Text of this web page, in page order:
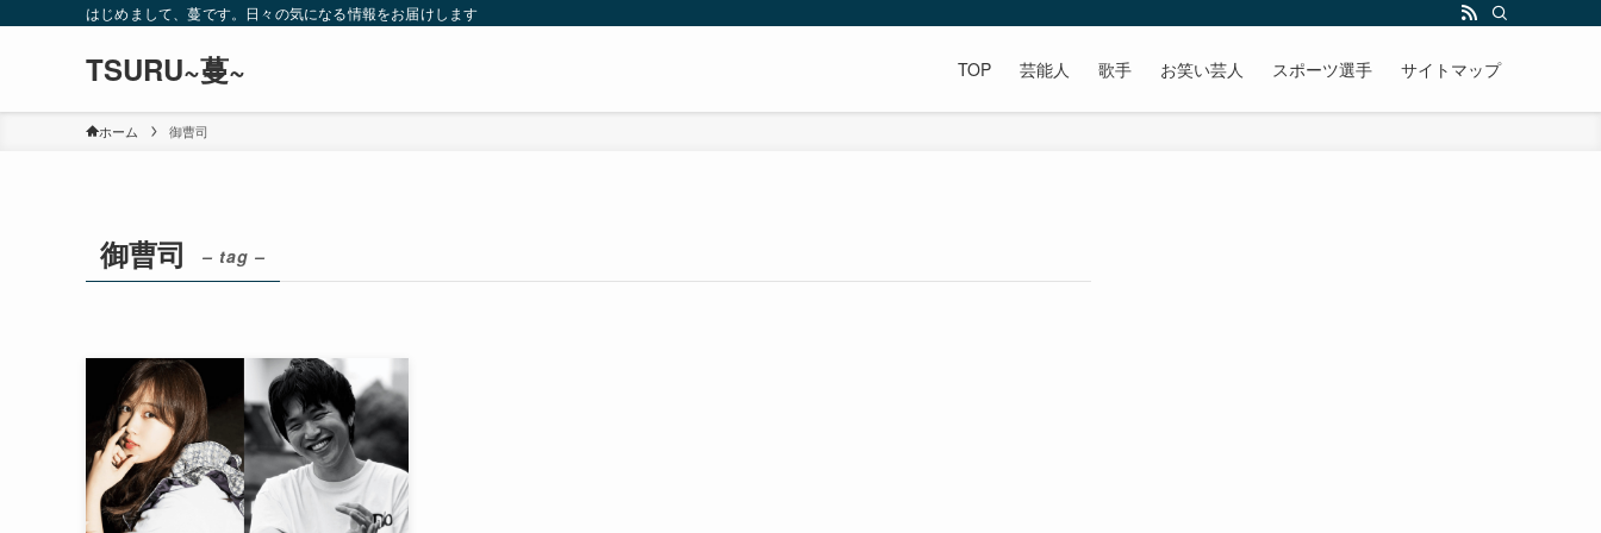
はじめまして、蔓です。日々の気になる情報をお届けします
TSURU~蔓~ TOP 芸能人 歌手 お笑い芸人 スポーツ選手 サイトマップ
ホーム 御曹司
御曹司 – tag –